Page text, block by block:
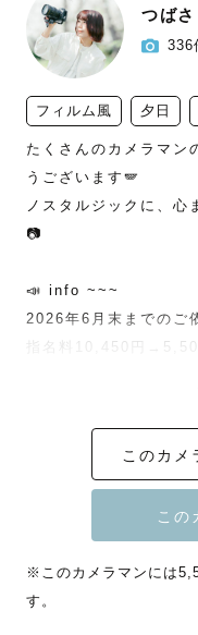
つばさ
336
フィルム風 夕日
たくさんのカメラマン
うございます🪽
ノスタルジックに、心
📷
📣 info ~~~
2026年6月末までのご
指名料10,450円
⚪︎自己紹介⚪︎
- 2021年3月 写真の専
- 2021年4月 ラブグ
- 名古屋市中川区在住
- 好きなものはアニメ
このカメ
※このカメラマンには
す。